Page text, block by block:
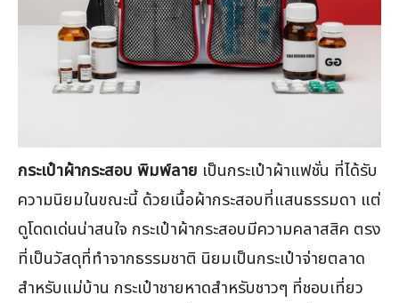
กระเป๋าผ้ากระสอบ พิมพ์ลาย เป็นกระเป๋าผ้าแฟชั่น ที่ได้รับ
ความนิยมในขณะนี้ ด้วยเนื้อผ้ากระสอบที่แสนธรรมดา แต่
ดูโดดเด่นน่าสนใจ กระเป๋าผ้ากระสอบมีความคลาสสิค ตรง
ที่เป็นวัสดุที่ทำจากธรรมชาติ นิยมเป็นกระเป๋าจ่ายตลาด
สำหรับแม่บ้าน กระเป๋าชายหาดสำหรับชาวๆ ที่ชอบเที่ยว